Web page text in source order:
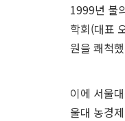
1999년 불
학회(대표
원을 쾌척
이에 서울
울대 농경